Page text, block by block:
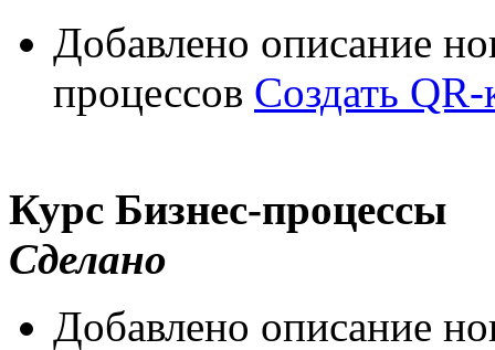
Добавлено описание
процессов Создать QR-
Курс Бизнес-процессы
Сделано
Добавлено описание